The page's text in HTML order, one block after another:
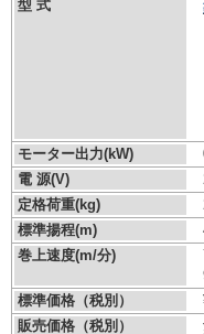
型 式
モーター出力(kW)
電 源(V)
定格荷重(kg)
標準揚程(m)
巻上速度(m/分)
標準価格（税別）
販売価格（税別）